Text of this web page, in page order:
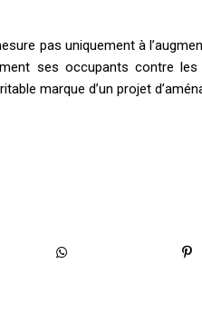
pas uniquement à
ses occupants contre les
marque d’un projet